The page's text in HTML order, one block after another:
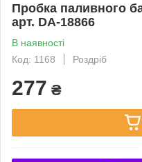
Пробка паливного
арт. DA-18866
В наявності
Код: 1168
Роздріб
277 ₴